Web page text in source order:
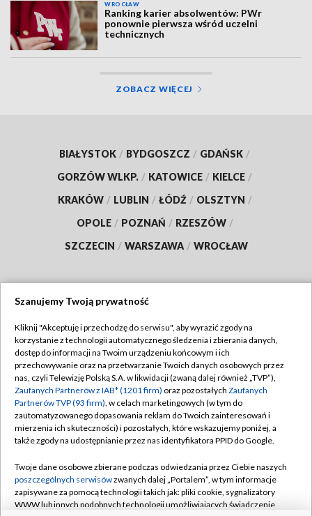
WROCŁAW
Ranking karier absolwentów: PWr
ponownie pierwsza wśród uczelni
technicznych
ZOBACZ WIĘCEJ
BIAŁYSTOK / BYDGOSZCZ / GDAŃSK /
GORZÓW WLKP. / KATOWICE / KIELCE /
KRAKÓW / LUBLIN / ŁÓDŹ / OLSZTYN /
OPOLE / POZNAŃ / RZESZÓW /
SZCZECIN / WARSZAWA / WROCŁAW
TVP
Abonament TVP
Emisja w TVP
Centrum informacji TVP
Naziemna Telewizja Cyfrowa
Rada Programowa
System NOS
Regulamin TVP
Polityka prywatności
Moje zgody
Pomoc
Kontakt
Szanujemy Twoją prywatność
Kliknij "Akceptuję i przechodzę do serwisu", aby wyrazić zgody na
korzystanie z technologii automatycznego śledzenia i zbierania danych,
dostęp do informacji na Twoim urządzeniu końcowym i ich
przechowywanie oraz na przetwarzanie Twoich danych osobowych przez
nas, czyli Telewizję Polską S.A. w likwidacji (zwaną dalej również „TVP”),
Zaufanych Partnerów z IAB* (1201 firm) oraz pozostałych Zaufanych
Partnerów TVP (93 firm), w celach marketingowych (w tym do
zautomatyzowanego dopasowania reklam do Twoich zainteresowań i
mierzenia ich skuteczności) i pozostałych, które wskazujemy poniżej, a
także zgody na udostępnianie przez nas identyfikatora PPID do Google.
Twoje dane osobowe zbierane podczas odwiedzania przez Ciebie naszych
poszczególnych serwisówzwanych dalej „Portalem”, w tym informacje
zapisywane za pomocą technologii takich jak: pliki cookie, sygnalizatory
WWW lub innych podobnych technologii umożliwiających świadczenie